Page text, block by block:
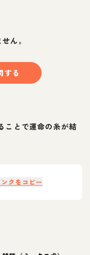
ん。
する
ことで運命の糸が結
ンクをコピー